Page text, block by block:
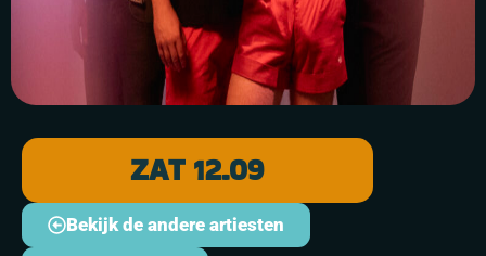
ZAT 12.09
Bekijk de andere artiesten